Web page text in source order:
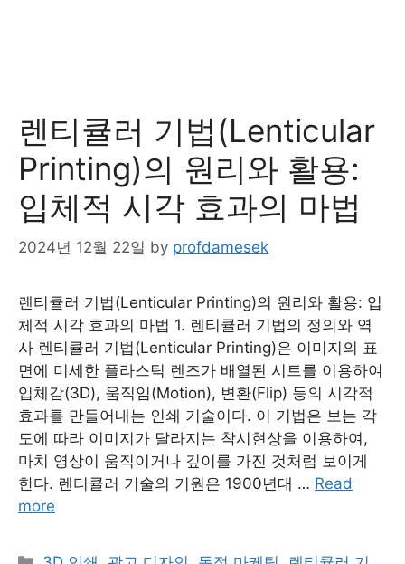
렌티큘러 기법(Lenticular
Printing)의 원리와 활용:
입체적 시각 효과의 마법
2024년 12월 22일 by profdamesek
렌티큘러 기법(Lenticular Printing)의 원리와 활용: 입
체적 시각 효과의 마법 1. 렌티큘러 기법의 정의와 역
사 렌티큘러 기법(Lenticular Printing)은 이미지의 표
면에 미세한 플라스틱 렌즈가 배열된 시트를 이용하여
입체감(3D), 움직임(Motion), 변환(Flip) 등의 시각적
효과를 만들어내는 인쇄 기술이다. 이 기법은 보는 각
도에 따라 이미지가 달라지는 착시현상을 이용하여,
마치 영상이 움직이거나 깊이를 가진 것처럼 보이게
한다. 렌티큘러 기술의 기원은 1900년대 … Read
more
Categories